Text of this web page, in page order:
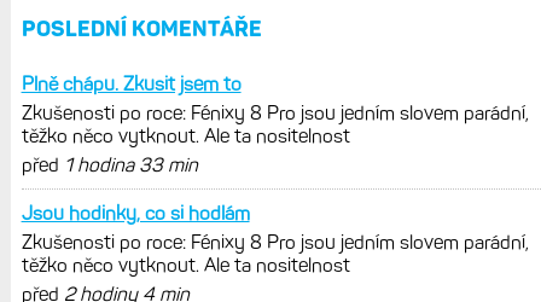
cyklistiky, běhu i chůze
Zkušenosti po roce: Fénixy 8 Pro jsou
jedním slovem parádní, těžko něco
vytknout. Ale ta nositelnost
Zaměření zátěže: Hodnotí, zda je váš
trénink produktivní a jestli se nachází
v optimálních oblastech